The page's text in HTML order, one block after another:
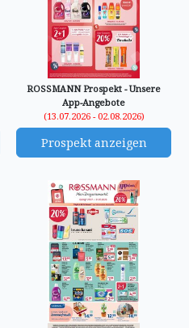
ROSSMANN Prospekt - Unsere
App-Angebote
(13.07.2026 - 02.08.2026)
Prospekt anzeigen